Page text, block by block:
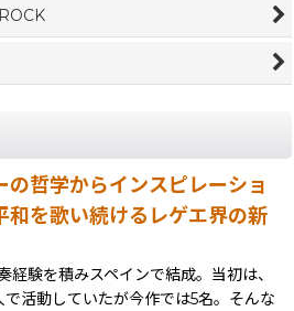
の哲学からインスピレーショ
和を歌い続けるレゲエ界の新
経験を積みスペインで結成。当初は、
活動していたが今作では5名。そんな